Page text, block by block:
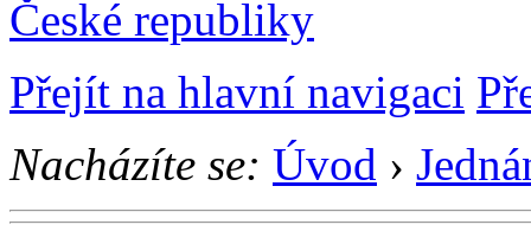
Přejít na hlavní navigaci
Nacházíte se: Úvod ›